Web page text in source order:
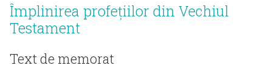
Împlinirea profețiilor din Vechiul
Testament
Text de memorat